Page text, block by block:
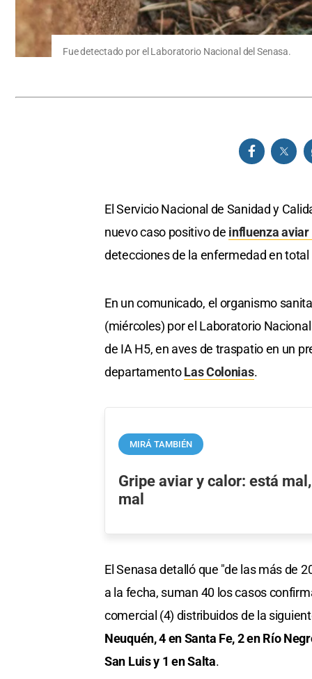
Fue detectado por el Laboratorio Nacional del Senasa.
El Servicio Nacional de Sanidad y
nuevo caso positivo de influenza aviar
detecciones de la enfermedad en
En un comunicado, el organismo
(miércoles) por el Laboratorio
de IA H5, en aves de traspatio en un
departamentoLas Colonias.
MIRÁ TAMBIÉN
Gripe aviar y calor: está
mal
El Senasa detalló que "de las más de
a la fecha, suman 40 los casos
comercial (4) distribuidos de la
Neuquén, 4 en Santa Fe, 2 en Río
San Luis y 1 en Salta.